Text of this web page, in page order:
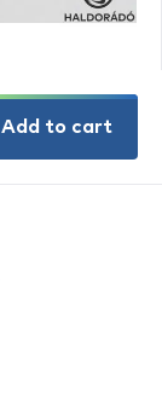
Add to cart